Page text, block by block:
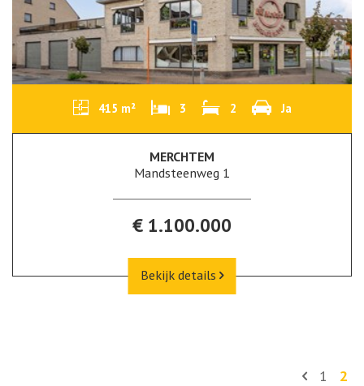
415 m² 3 2 Ja
MERCHTEM
Mandsteenweg 1
€ 1.100.000
Bekijk details
1 2